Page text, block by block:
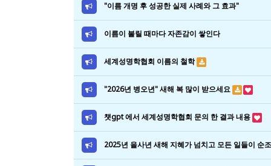
"이름 개명 후 성공한 실제 사례와 그 효과"
이름이 불릴 때마다 자존감이 쌓인다
세계성명학협회 이름의 철학
"2026년 병오년" 새해 복 많이 받으세요
챗gpt 에서 세계성명학협회 문의 한 결과 내용
2025년 을사년 새해 지혜가 넘치고 모든 일들이